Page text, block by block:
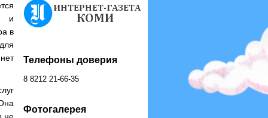
и
в
Телефоны доверия
8 8212 21-66-35
Фотогалерея